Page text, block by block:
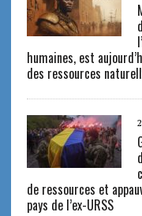
humaines, est
des ressources
de ressources et
pays de l’ex-URSS